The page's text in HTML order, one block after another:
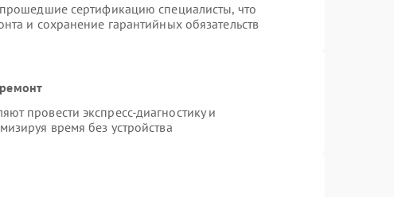
сертификацию специалисты, что
и сохранение гарантийных обязательств
провести экспресс-диагностику и
время без устройства